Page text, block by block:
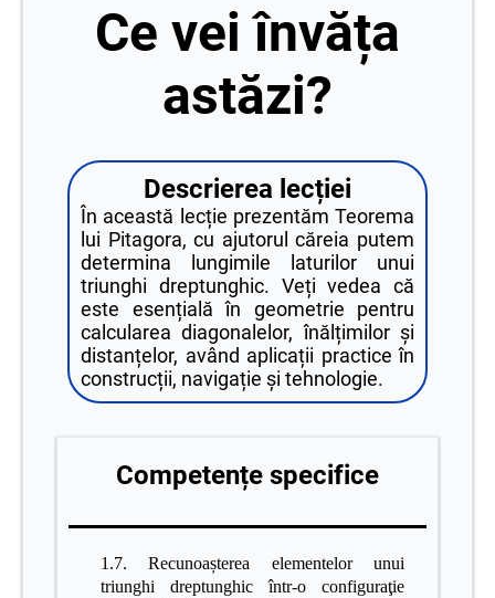
Ce vei învăța
astăzi?
Descrierea lecției
În această lecție prezentăm Teorema
lui Pitagora, cu ajutorul căreia putem
determina lungimile laturilor unui
triunghi dreptunghic. Veți vedea că
este esențială în geometrie pentru
calcularea diagonalelor, înălțimilor și
distanțelor, având aplicații practice în
construcții, navigație și tehnologie.
Competențe specifice
1.7. Recunoașterea elementelor unui
triunghi dreptunghic într-o configuraţie